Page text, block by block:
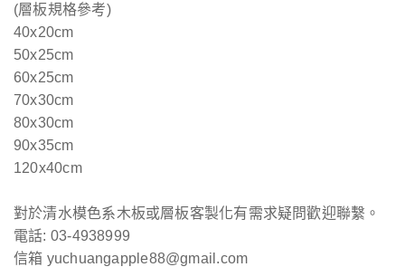
(層板規格參考)
40x20cm
50x25cm
60x25cm
70x30cm
80x30cm
90x35cm
120x40cm
對於清水模色系木板或層板客製化有需求疑問歡迎聯繫。
電話: 03-4938999
信箱 yuchuangapple88@gmail.com